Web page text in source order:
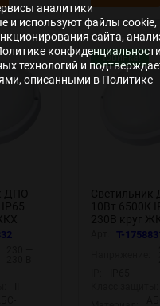
Новинка!
настенно-
T-
аналитики
и используют файлы cookie,
сайта,
технологий и
описанными в Политике